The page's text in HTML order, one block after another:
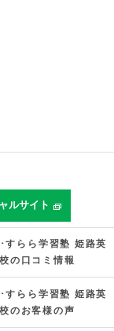
ルサイト
すらら学習塾 姫路英
の口コミ情報
すらら学習塾 姫路英
のお客様の声